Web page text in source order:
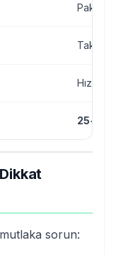
Paket
Taksit,
Hızlı
25+
sorun: